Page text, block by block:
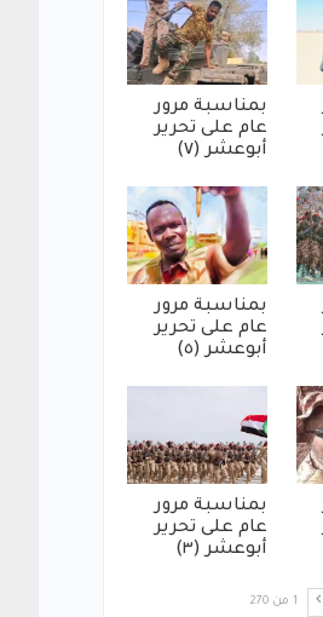
بمناسبة مرور
عام على تحرير
أبوعشر (٧)
بمناسبة مرور
عام على تحرير
أبوعشر (٥)
بمناسبة مرور
عام على تحرير
أبوعشر (٣)
1 من 270